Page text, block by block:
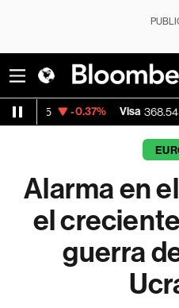
Visa 368.54 -0.28%
Alarma en
el
guerra